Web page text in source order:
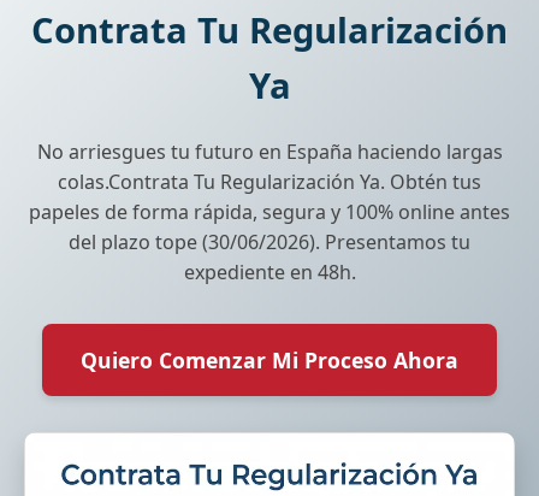
Contrata Tu Regularización
Ya
No arriesgues tu futuro en España haciendo largas
colas.Contrata Tu Regularización Ya. Obtén tus
papeles de forma rápida, segura y 100% online antes
del plazo tope (30/06/2026). Presentamos tu
expediente en 48h.
Quiero Comenzar Mi Proceso Ahora